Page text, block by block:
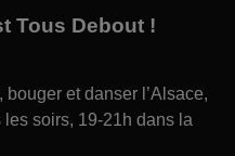
Tous Debout !
et danser l’Alsace,
soirs, 19-21h dans la